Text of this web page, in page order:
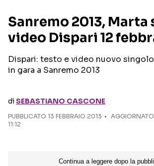
RECENSIONI MUSICALI
INTERVISTE
GOSSIP E CURIOSITÀ
TESTI
TOUR ED
TALENT
Sanremo 2013, Marta
video Dispari 12
Dispari: testo e video nuovo
in gara a Sanremo 2013
diSEBASTIANO CASCONE
PUBBLICATO 13 FEBBRAIO 2013
11:12